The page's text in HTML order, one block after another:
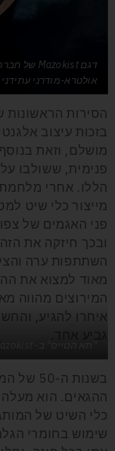
אולטרא-מודרני עתידני
הסירות
בזכות עיצוב
מושלם, וזאת
פנימית, ששולבו
הללו. אחרי
מייצור כלי שיט
פני האגמים של
ובכך חיזקה את
השתתפות ערה
מאוד למצוא את
המירוצים מהווה
איחרו להגיע,
ההגאים. הוא
כלי השיט של
שימוש בחומרי